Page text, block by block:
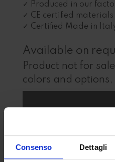
Consenso Dettagli
Produced in our
CE certified materials
Certified Made in
Available on
Product not for
colors and options,